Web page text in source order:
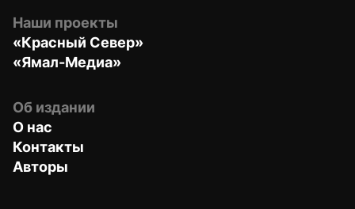
Наши проекты
«Красный Север»
«Ямал-Медиа»
Об издании
О нас
Контакты
Авторы